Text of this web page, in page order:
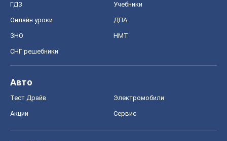
ГДЗ Учебники
Онлайн уроки ДПА
ЗНО НМТ
СНГ решебники
Авто
Тест Драйв Электромобили
Акции Сервис